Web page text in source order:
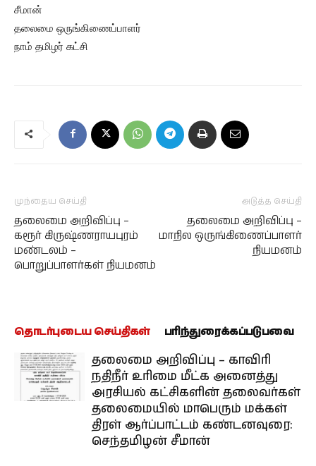
சீமான்
தலைமை ஒருங்கிணைப்பாளர்
நாம் தமிழர் கட்சி
முந்தைய செய்தி
தலைமை அறிவிப்பு –
கரூர் கிருஷ்ணராயபுரம்
மண்டலம் –
பொறுப்பாளர்கள் நியமனம்
அடுத்த செய்தி
தலைமை அறிவிப்பு –
மாநில ஒருங்கிணைப்பாளர்
நியமனம்
தொடர்புடைய செய்திகள் பரிந்துரைக்கப்படுபவை
தலைமை அறிவிப்பு – காவிரி
நதிநீர் உரிமை மீட்க அனைத்து
அரசியல் கட்சிகளின் தலைவர்கள்
தலைமையில் மாபெரும் மக்கள்
திரள் ஆர்ப்பாட்டம் கண்டனவுரை:
செந்தமிழன் சீமான்